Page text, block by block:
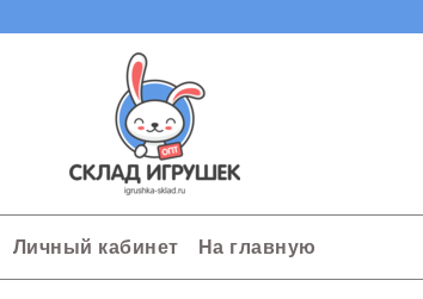
Личный кабинет На главную